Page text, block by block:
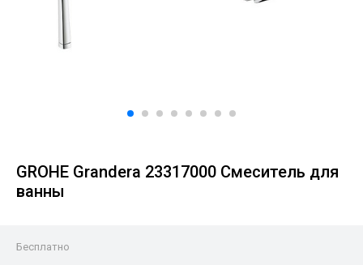
GROHE Grandera 23317000 Смеситель для
ванны
Бесплатно